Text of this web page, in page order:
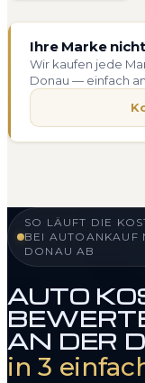
Ihre Marke
Wir kaufen jede
Donau — einfach
SO LÄUFT DIE
BEI AUTOANKAUF
DONAU AB
AUTO
AN DER
in 3